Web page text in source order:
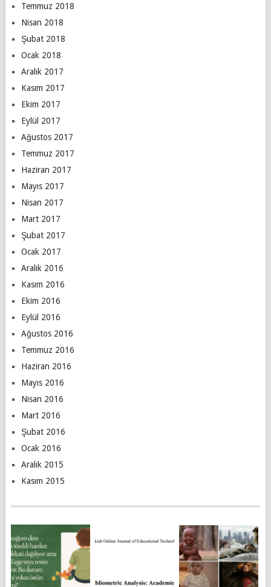
Temmuz 2018
Nisan 2018
Şubat 2018
Ocak 2018
Aralık 2017
Kasım 2017
Ekim 2017
Eylül 2017
Ağustos 2017
Temmuz 2017
Haziran 2017
Mayıs 2017
Nisan 2017
Mart 2017
Şubat 2017
Ocak 2017
Aralık 2016
Kasım 2016
Ekim 2016
Eylül 2016
Ağustos 2016
Temmuz 2016
Haziran 2016
Mayıs 2016
Nisan 2016
Mart 2016
Şubat 2016
Ocak 2016
Aralık 2015
Kasım 2015